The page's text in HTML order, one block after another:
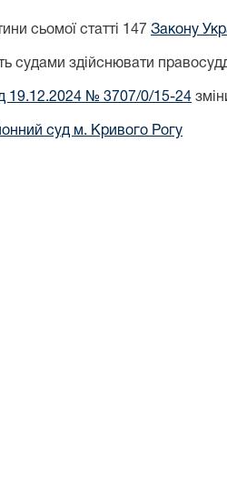
сьомої статті 147 Закону
судами здійснювати
19.12.2024 № 3707/0/15-24
суд м. Кривого Рогу